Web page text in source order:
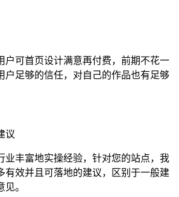
户可首页设计满意再付费，前期不花一
户足够的信任，对自己的作品也有足够
议
业丰富地实操经验，针对您的站点，我
有效并且可落地的建议，区别于一般建
。